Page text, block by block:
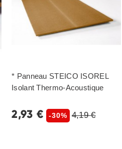
* Panneau STEICO ISOREL
Isolant Thermo-Acoustique
2,93 € -30% 4,19 €